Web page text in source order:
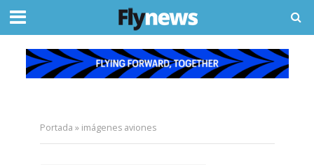
Portada » imágenes aviones